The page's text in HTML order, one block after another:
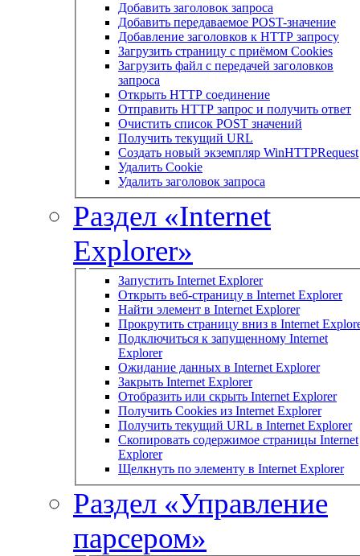
Добавить заголовок запроса
Добавить передаваемое POST-значение
Добавление заголовков к HTTP запросу
Загрузить страницу с приёмом Cookies
Загрузить файл с передачей заголовков
запроса
Открыть HTTP соединение
Отправить HTTP запрос и получить ответ
Очистить список POST значений
Получить текущий URL
Создать новый экземпляр WinHTTPRequest
Удалить Cookie
Удалить заголовок запроса
Раздел «Internet
Explorer»
Запустить Internet Explorer
Открыть веб-страницу в Internet Explorer
Найти элемент в Internet Explorer
Прокрутить страницу вниз в Internet
Подключиться к запущенному Internet
Explorer
Ожидание данных в Internet Explorer
Закрыть Internet Explorer
Отобразить или скрыть Internet Explorer
Получить Cookies из Internet Explorer
Получить текущий URL в Internet Explorer
Скопировать содержимое страницы Internet
Explorer
Щелкнуть по элементу в Internet Explorer
Раздел «Управление
парсером»